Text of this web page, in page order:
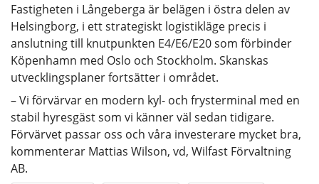
Fastigheten i Långeberga är belägen i östra delen av
Helsingborg, i ett strategiskt logistikläge precis i
anslutning till knutpunkten E4/E6/E20 som förbinder
Köpenhamn med Oslo och Stockholm. Skanskas
utvecklingsplaner fortsätter i området.
– Vi förvärvar en modern kyl- och frysterminal med en
stabil hyresgäst som vi känner väl sedan tidigare.
Förvärvet passar oss och våra investerare mycket bra,
kommenterar Mattias Wilson, vd, Wilfast Förvaltning
AB.